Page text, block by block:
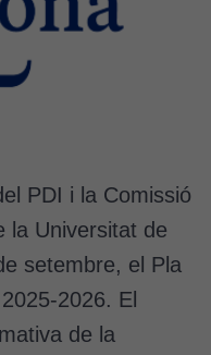
PDI i la Comissió
la Universitat de
setembre, el Pla
2026. El
de la